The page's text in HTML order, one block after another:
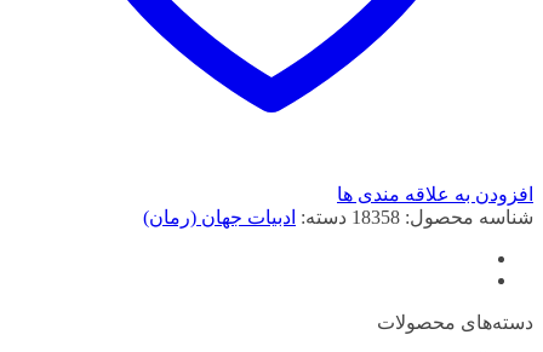
افزودن به علاقه مندی ها
شناسه محصول: 18358 دسته: ادبیات جهان (رمان)
دسته‌های محصولات